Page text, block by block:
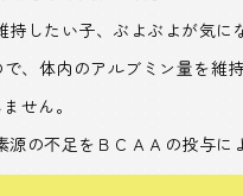
したい子、ぶよぶよが気に
、体内のアルブミン量を維
せん。
の不足をＢＣＡＡの投与に